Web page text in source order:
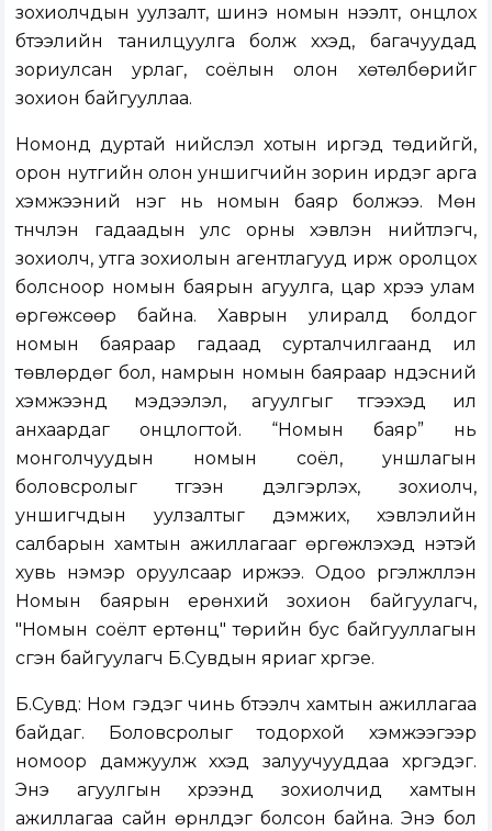
зохиолчдын уулзалт, шинэ номын нээлт, онцлох
бүтээлийн танилцуулга болж хүүхэд, багачуудад
зориулсан урлаг, соёлын олон хөтөлбөрийг
зохион байгууллаа.
Номонд дуртай нийслэл хотын иргэд төдийгүй,
орон нутгийн олон уншигчийн зорин ирдэг арга
хэмжээний нэг нь номын баяр болжээ. Мөн
түүнчлэн гадаадын улс орны хэвлэн нийтлэгч,
зохиолч, утга зохиолын агентлагууд ирж оролцох
болсноор номын баярын агуулга, цар хүрээ улам
өргөжсөөр байна. Хаврын улиралд болдог
номын баяраар гадаад сурталчилгаанд илүү
төвлөрдөг бол, намрын номын баяраар үндэсний
хэмжээнд мэдээлэл, агуулгыг түгээхэд илүү
анхаардаг онцлогтой. “Номын баяр” нь
монголчуудын номын соёл, уншлагын
боловсролыг түгээн дэлгэрүүлэх, зохиолч,
уншигчдын уулзалтыг дэмжих, хэвлэлийн
салбарын хамтын ажиллагааг өргөжүүлэхэд үнэтэй
хувь нэмэр оруулсаар иржээ. Одоо үргэлжлүүлэн
Номын баярын ерөнхий зохион байгуулагч,
"Номын соёлт ертөнц" төрийн бус байгууллагын
үүсгэн байгуулагч Б.Сувдын яриаг хүргэе.
Б.Сувд: Ном гэдэг чинь бүтээлч хамтын ажиллагаа
байдаг. Боловсролыг тодорхой хэмжээгээр
номоор дамжуулж хүүхэд залуучууддаа хүргэдэг.
Энэ агуулгын хүрээнд зохиолчид хамтын
ажиллагаа сайн өрнүүлдэг болсон байна. Энэ бол